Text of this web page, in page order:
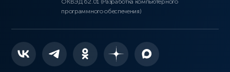
ОКВЭД 62.01 (Разработка компьютерного
программного обеспечения)